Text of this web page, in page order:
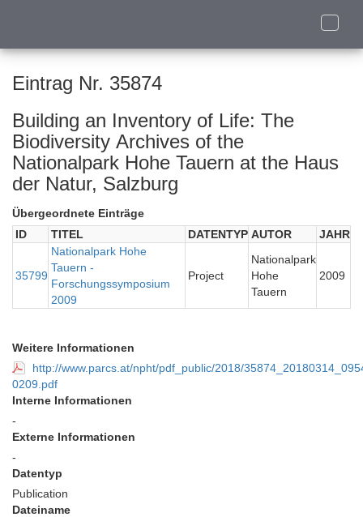
Toggle
Eintrag Nr. 35874
Building an Inventory of Life: The
Biodiversity Archives of the
Nationalpark Hohe Tauern at the Haus
der Natur, Salzburg
Übergeordnete Einträge
ID
TITEL DATENTYP AUTOR JAHR
35799
Nationalpark Hohe
Tauern -
Forschungssymposium
2009
Project
Nationalpark
Hohe
Tauern
2009
Weitere Informationen
http://www.parcs.at/npht/pdf_public/2018/
0209.pdf
Interne Informationen
-
Externe Informationen
-
Datentyp
Publication
Dateiname